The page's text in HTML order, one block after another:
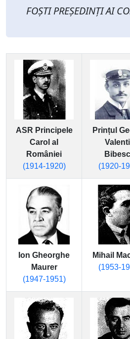
FOȘTI PREȘEDINȚI AI
ASR Principele
Carol al
României
(1914-1920)
Prințul
(1920-
Ion Gheorghe
Maurer
(1947-1951)
Mihail
(1953-